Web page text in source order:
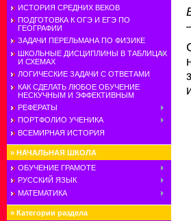
ИСТОРИЯ СРЕДНИХ ВЕКОВ
ПОДГОТОВКА К ОГЭ И ЕГЭ ПО
ГЕОГРАФИИ
ЗАДАЧИ ПЕРЕЛЬМАНА ПО ФИЗИКЕ
ШКОЛЬНЫЕ ДИСЦИПЛИНЫ В ТАБЛИЦАХ
И СХЕМАХ
ЛОГИЧЕСКИЕ ЗАДАЧИ С ОТВЕТАМИ
КАК СДЕЛАТЬ ЛЮБОЕ ОБУЧЕНИЕ
НЕСКУЧНЫМ И ЭФФЕКТИВНЫМ
РЕФЕРАТЫ
ПОРТФОЛИО УЧЕНИКА
ВСЕМИРНАЯ ИСТОРИЯ
» НАЧАЛЬНАЯ ШКОЛА
ОБУЧЕНИЕ ГРАМОТЕ
РУССКИЙ ЯЗЫК
МАТЕМАТИКА
» Категории раздела